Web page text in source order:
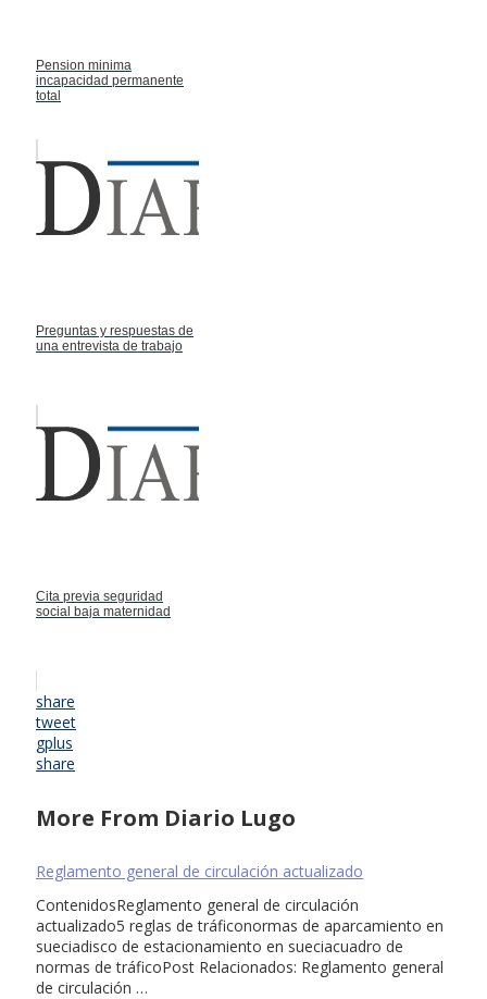
Pension minima
incapacidad permanente
total
Preguntas y respuestas de
una entrevista de trabajo
Cita previa seguridad
social baja maternidad
share
tweet
gplus
share
More From Diario Lugo
Reglamento general de circulación actualizado
ContenidosReglamento general de circulación
actualizado5 reglas de tráficonormas de aparcamiento en
sueciadisco de estacionamiento en sueciacuadro de
normas de tráficoPost Relacionados: Reglamento general
de circulación …